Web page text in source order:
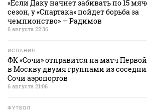
«Если Даку начнет забивать по 15
сезон, у «Спартака» пойдет борьба за
чемпионство» — Радимов
6 августа 22:36
ИСПАНИЯ
ФК «Сочи» отправится на матч
в Москву двумя группами из
Сочи аэропортов
6 августа 21:06
ФУТБОЛ